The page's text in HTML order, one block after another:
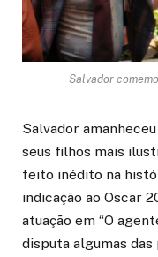
Salvador
Salvador
seus filhos mais
feito inédito na
indicação ao Oscar
atuação em “O
disputa algumas